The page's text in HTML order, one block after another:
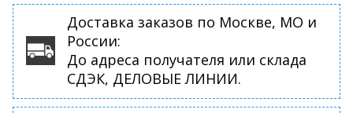
Доставка заказов по Москве, МО и
России:
До адреса получателя или склада
СДЭК, ДЕЛОВЫЕ ЛИНИИ.